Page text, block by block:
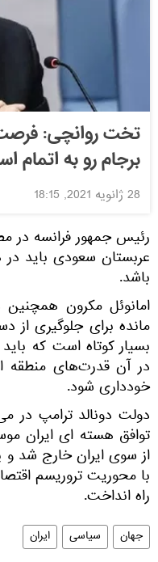
تخت روانچی:
برجام رو به اتمام
28 ژانویه 2021, 18:15
رئیس‌ جمهور فرانسه در
عربستان سعودی باید در
باشد.
امانوئل مکرون
مانده برای جلوگیری
در آن قدرت‌های منطقه
خودداری شود.
توافق هسته‌ ای ایران
از سوی ایران خارج شد
با محوریت تروریسم
راه انداخت.
جهان سیاسی ایران